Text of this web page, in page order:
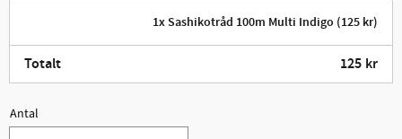
1x Sashikotråd 100m Multi Indigo (125 kr)
Totalt 125 kr
Antal